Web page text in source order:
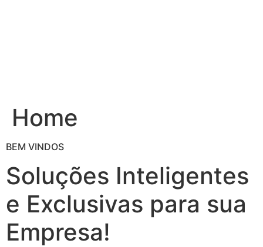
Home
BEM VINDOS
Soluções Inteligentes
e Exclusivas para sua
Empresa!